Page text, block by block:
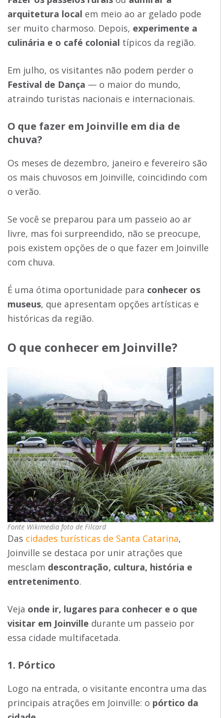
arquitetura local em meio ao ar gelado pode
ser muito charmoso. Depois, experimente a
culinária e o café colonial típicos da região.
Em julho, os visitantes não podem perder o
Festival de Dança — o maior do mundo,
atraindo turistas nacionais e internacionais.
O que fazer em Joinville em dia de
chuva?
Os meses de dezembro, janeiro e fevereiro são
os mais chuvosos em Joinville, coincidindo com
o verão.
Se você se preparou para um passeio ao ar
livre, mas foi surpreendido, não se preocupe,
pois existem opções de o que fazer em Joinville
com chuva.
É uma ótima oportunidade para conhecer os
museus, que apresentam opções artísticas e
históricas da região.
O que conhecer em Joinville?
Fonte Wikimedia foto de Filcard
Das cidades turísticas de Santa Catarina,
Joinville se destaca por unir atrações que
mesclam descontração, cultura, história e
entretenimento.
Veja onde ir, lugares para conhecer e o que
visitar em Joinville durante um passeio por
essa cidade multifacetada.
1. Pórtico
Logo na entrada, o visitante encontra uma das
principais atrações em Joinville: o pórtico da